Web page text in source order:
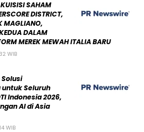
SAHAM
DISTRICT,
MAGLIANO,
DALAM
MEREK MEWAH ITALIA BARU
WIB
Solusi
Seluruh
Indonesia 2026,
AI di Asia
WIB